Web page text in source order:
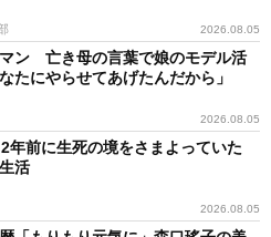
2026.08.05
ン 亡き母の言葉で娘のモデル活
たにやらせてあげたんだから」
2026.08.05
年前に生死の境をさまよっていた
活
2026.08.05